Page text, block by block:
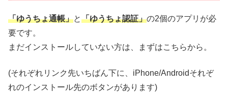
「ゆうちょ通帳」と「ゆうちょ認証」の2個のアプリが必
要です。
まだインストールしていない方は、まずはこちらから。
(それぞれリンク先いちばん下に、iPhone/Androidそれぞ
れのインストール先のボタンがあります)